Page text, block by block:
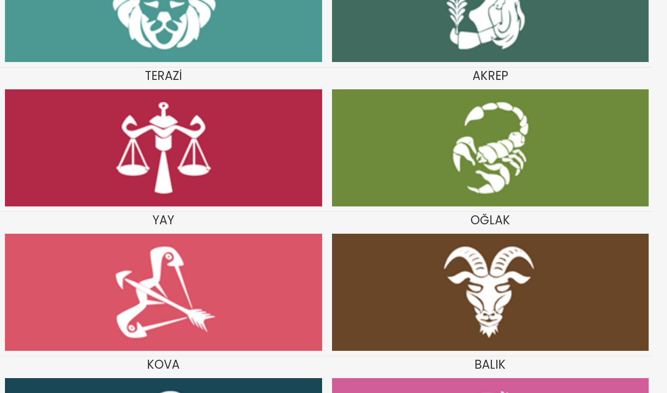
TERAZİ AKREP
YAY OĞLAK
KOVA BALIK